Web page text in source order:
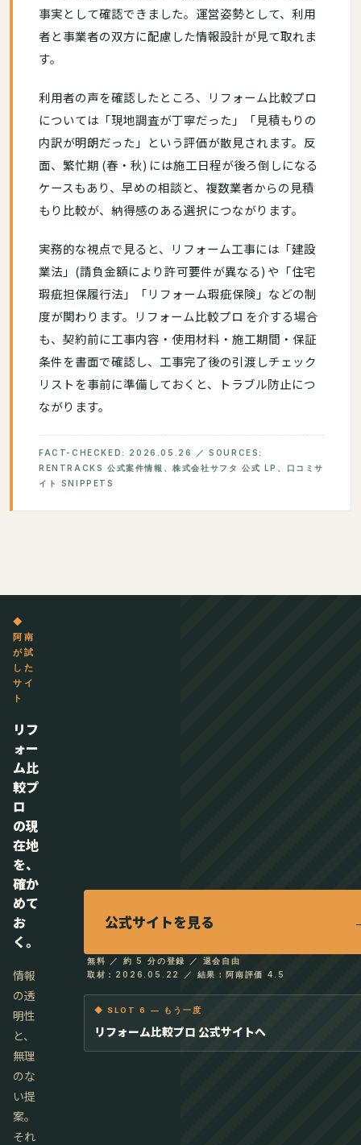
事実として確認できました。運営姿勢として、利用
者と事業者の双方に配慮した情報設計が見て取れま
す。
利用者の声を確認したところ、リフォーム比較プロ
については「現地調査が丁寧だった」「見積もりの
内訳が明朗だった」という評価が散見されます。反
面、繁忙期 (春・秋) には施工日程が後ろ倒しになる
ケースもあり、早めの相談と、複数業者からの見積
もり比較が、納得感のある選択につながります。
実務的な視点で見ると、リフォーム工事には「建設
業法」(請負金額により許可要件が異なる) や「住宅
瑕疵担保履行法」「リフォーム瑕疵保険」などの制
度が関わります。リフォーム比較プロ を介する場合
も、契約前に工事内容・使用材料・施工期間・保証
条件を書面で確認し、工事完了後の引渡しチェック
リストを事前に準備しておくと、トラブル防止につ
ながります。
FACT-CHECKED: 2026.05.26 ／ SOURCES:
RENTRACKS 公式案件情報、株式会社サフタ 公式 LP、口コミサ
イト SNIPPETS
◆
阿南
が試
した
サイ
ト
リフ
ォー
ム比
較プ
ロ
の現
在地
を、
確か
めて
お
く。
情報
の透
明性
と、
無理
のな
い提
案。
それ
公式サイトを見る
無料 ／ 約 5 分の登録 ／ 退会自由
取材：2026.05.22 ／ 結果：阿南評価 4.5
◆ SLOT 6 — もう一度
リフォーム比較プロ 公式サイトへ